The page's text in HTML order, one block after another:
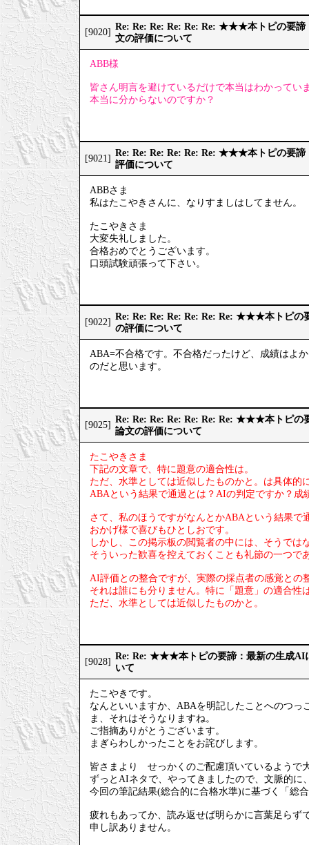
[9020]
Re: Re: Re: Re: Re: Re: ★★★本トピの要諦
文の評価について
ABB様
皆さん明言を避けているだけで本当はわかってい
本当に分からないのですか？
[9021]
Re: Re: Re: Re: Re: Re: ★★★本トピの要諦
評価について
ABBさま
私はたこやきさんに、なりすましはしてません。
たこやきさま
大変失礼しました。
合格おめでとうございます。
口頭試験頑張って下さい。
[9022]
Re: Re: Re: Re: Re: Re: Re: ★★★本トピの
の評価について
ABA=不合格です。不合格だったけど、成績はよ
のだと思います。
[9025]
Re: Re: Re: Re: Re: Re: Re: ★★★本トピの
論文の評価について
たこやきさま
下記の文章で、特に題意の適合性は。
ただ、水準としては近似したものかと。は具体的
ABAという結果で通過とは？AIの判定ですか？成
さて、私のほうですがなんとかABAという結果で
おかげ様で喜びもひとしおです。
しかし、この掲示板の閲覧者の中には、そうでは
そういった歓喜を控えておくことも礼節の一つで
AI評価との整合ですが、実際の採点者の感覚との
それは誰にも分りません。特に「題意」の適合性
ただ、水準としては近似したものかと。
[9028]
Re: Re: ★★★本トピの要諦：最新の生成AI
いて
たこやきです。
なんといいますか、ABAを明記したことへのつっ
ま、それはそうなりますね。
ご指摘ありがとうございます。
まぎらわしかったことをお詫びします。
皆さまより せっかくのご配慮頂いているよう
ずっとAIネタで、やってきましたので、文脈的に
今回の筆記結果(総合的に合格水準)に基づく「総
疲れもあってか、読み返せば明らかに言葉足らず
申し訳ありません。